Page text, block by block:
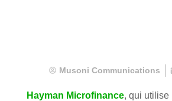
Musoni Communications
Hayman Microfinance, qui utilise